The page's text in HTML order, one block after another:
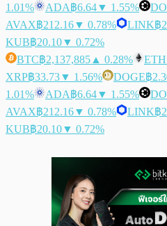
1.01%
ADA฿6.64▼ 1.55%
AVAX฿212.16▼ 0.78% LINK฿
KUB฿20.10▼ 0.72%
BTC฿2,137,885 ▲ 0.28% ETH
XRP฿33.73▼ 1.56% DOGE฿
1.01%
ADA฿6.64▼ 1.55%
AVAX฿212.16▼ 0.78% LINK฿
KUB฿20.10▼ 0.72%